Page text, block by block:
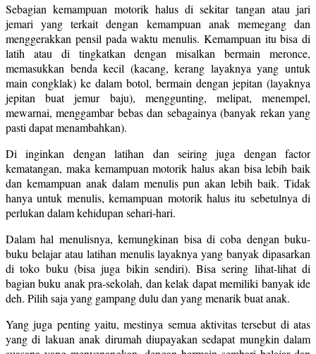
Sebagian kemampuan motorik halus di sekitar tangan atau jari
jemari yang terkait dengan kemampuan anak memegang dan
menggerakkan pensil pada waktu menulis. Kemampuan itu bisa di
latih atau di tingkatkan dengan misalkan bermain meronce,
memasukkan benda kecil (kacang, kerang layaknya yang untuk
main congklak) ke dalam botol, bermain dengan jepitan (layaknya
jepitan buat jemur baju), menggunting, melipat, menempel,
mewarnai, menggambar bebas dan sebagainya (banyak rekan yang
pasti dapat menambahkan).
Di inginkan dengan latihan dan seiring juga dengan factor
kematangan, maka kemampuan motorik halus akan bisa lebih baik
dan kemampuan anak dalam menulis pun akan lebih baik. Tidak
hanya untuk menulis, kemampuan motorik halus itu sebetulnya di
perlukan dalam kehidupan sehari-hari.
Dalam hal menulisnya, kemungkinan bisa di coba dengan buku-
buku belajar atau latihan menulis layaknya yang banyak dipasarkan
di toko buku (bisa juga bikin sendiri). Bisa sering lihat-lihat di
bagian buku anak pra-sekolah, dan kelak dapat memiliki banyak ide
deh. Pilih saja yang gampang dulu dan yang menarik buat anak.
Yang juga penting yaitu, mestinya semua aktivitas tersebut di atas
yang di lakuan anak dirumah diupayakan sedapat mungkin dalam